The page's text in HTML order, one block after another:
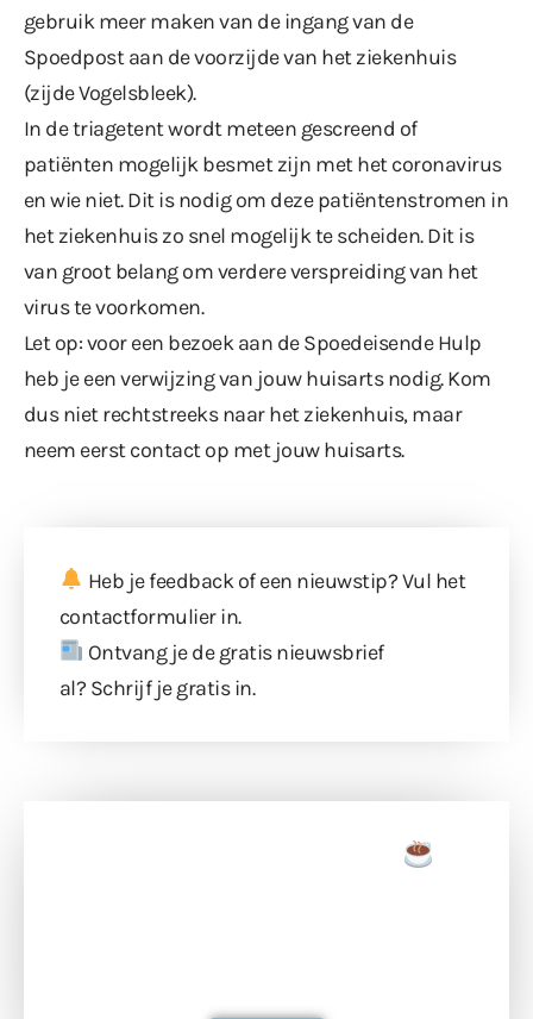
gebruik meer maken van de ingang van de
Spoedpost aan de voorzijde van het ziekenhuis
(zijde Vogelsbleek).
In de triagetent wordt meteen gescreend of
patiënten mogelijk besmet zijn met het coronavirus
en wie niet. Dit is nodig om deze patiëntenstromen in
het ziekenhuis zo snel mogelijk te scheiden. Dit is
van groot belang om verdere verspreiding van het
virus te voorkomen.
Let op: voor een bezoek aan de Spoedeisende Hulp
heb je een verwijzing van jouw huisarts nodig. Kom
dus niet rechtstreeks naar het ziekenhuis, maar
neem eerst contact op met jouw huisarts.
Heb je feedback of een nieuwstip? Vul het
contactformulierin.
Ontvang je de gratis nieuwsbrief
al? Schrijf je gratis in.